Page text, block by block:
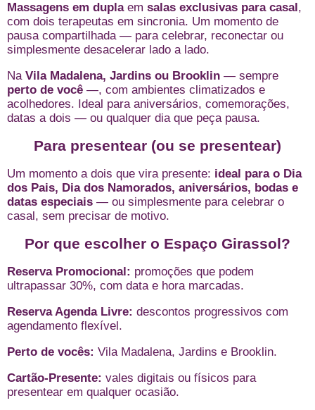
Massagens em duplaem salas exclusivas para casal,
com dois terapeutas em sincronia. Um momento de
pausa compartilhada — para celebrar, reconectar ou
simplesmente desacelerar lado a lado.
Na Vila Madalena, Jardins ou Brooklin — sempre
perto de você —, com ambientes climatizados e
acolhedores. Ideal para aniversários, comemorações,
datas a dois — ou qualquer dia que peça pausa.
Para presentear (ou se presentear)
Um momento a dois que vira presente: ideal para o Dia
dos Pais, Dia dos Namorados, aniversários, bodas e
datas especiais — ou simplesmente para celebrar o
casal, sem precisar de motivo.
Por que escolher o Espaço Girassol?
Reserva Promocional: promoções que podem
ultrapassar 30%, com data e hora marcadas.
Reserva Agenda Livre: descontos progressivos com
agendamento flexível.
Perto de vocês: Vila Madalena, Jardins e Brooklin.
Cartão-Presente: vales digitais ou físicos para
presentear em qualquer ocasião.